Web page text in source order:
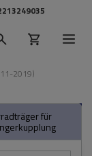
2019)
für